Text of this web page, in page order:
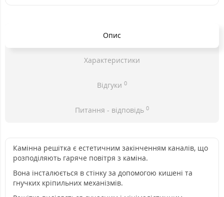
Опис
Характеристики
Відгуки 0
Питання - відповідь 0
Камінна решітка є естетичним закінченням каналів, що
розподіляють гаряче повітря з каміна.
Вона інсталюється в стінку за допомогою кишені та
гнучких кріпильних механізмів.